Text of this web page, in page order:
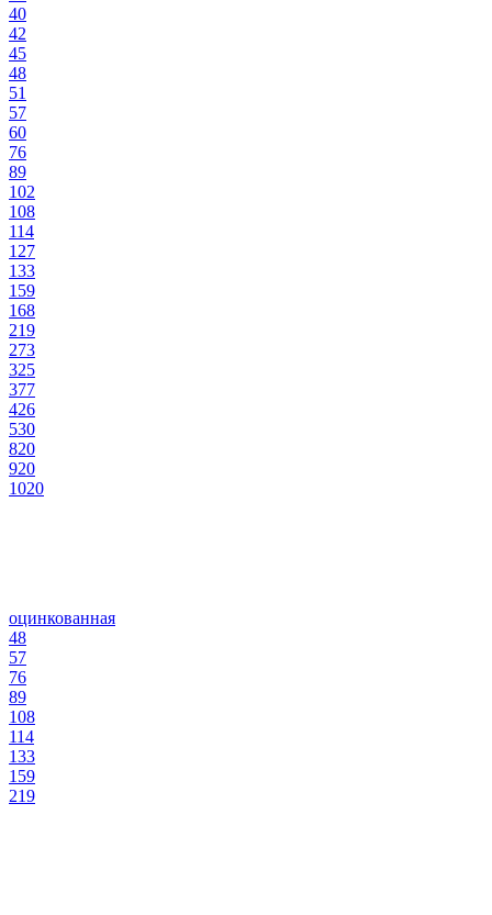
40
42
45
48
51
57
60
76
89
102
108
114
127
133
159
168
219
273
325
377
426
530
820
920
1020
оцинкованная
48
57
76
89
108
114
133
159
219